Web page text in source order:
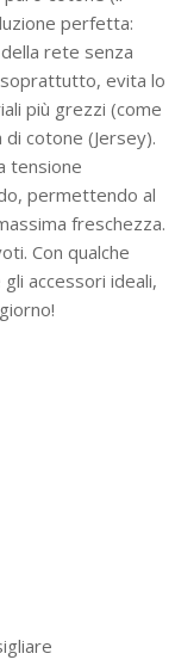
perfetta:
rete senza
evita lo
più grezzi (come
cotone (Jersey).
tensione
permettendo al
freschezza.
Con qualche
accessori ideali,